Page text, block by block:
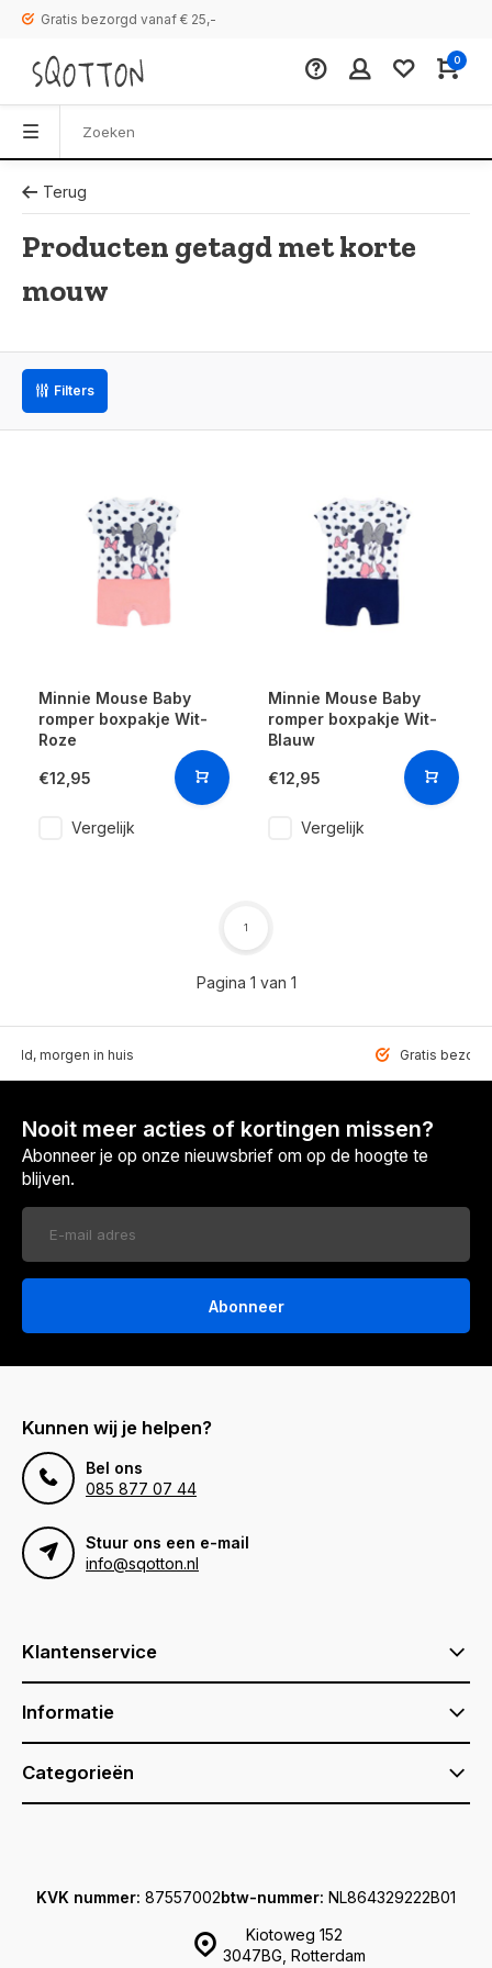
Gratis bezorgd vanaf € 25,-
0
Terug
Producten getagd met korte
mouw
Filters
Minnie Mouse Baby
romper boxpakje Wit-
Roze
€12,95
Vergelijk
Minnie Mouse Baby
romper boxpakje Wit-
Blauw
€12,95
Vergelijk
Pagina 1 van 1
1
morgen in huis Gratis
Nooit meer acties of kortingen missen?
Abonneer je op onze nieuwsbrief om op de hoogte te
blijven.
Abonneer
Kunnen wij je helpen?
Bel ons
085 877 07 44
Stuur ons een e-mail
info@sqotton.nl
Klantenservice
Informatie
Categorieën
Kiotoweg 152
3047BG, Rotterdam
KVK nummer: 87557002btw-nummer: NL864329222B01